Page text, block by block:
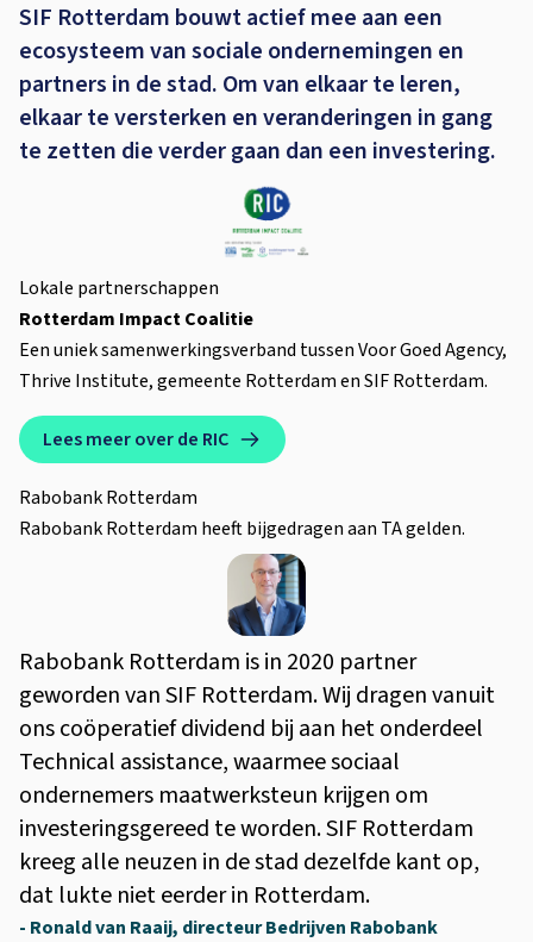
SIF Rotterdam bouwt actief mee aan een
ecosysteem van sociale ondernemingen en
partners in de stad. Om van elkaar te leren,
elkaar te versterken en veranderingen in gang
te zetten die verder gaan dan een investering.
Lokale partnerschappen
Rotterdam Impact Coalitie
Een uniek samenwerkingsverband tussen Voor Goed Agency,
Thrive Institute, gemeente Rotterdam en SIF Rotterdam.
Lees meer over de RIC
Rabobank Rotterdam
Rabobank Rotterdam heeft bijgedragen aan TA gelden.
Rabobank Rotterdam is in 2020 partner
geworden van SIF Rotterdam. Wij dragen vanuit
ons coöperatief dividend bij aan het onderdeel
Technical assistance, waarmee sociaal
ondernemers maatwerksteun krijgen om
investeringsgereed te worden. SIF Rotterdam
kreeg alle neuzen in de stad dezelfde kant op,
dat lukte niet eerder in Rotterdam.
Ronald van Raaij, directeur Bedrijven Rabobank